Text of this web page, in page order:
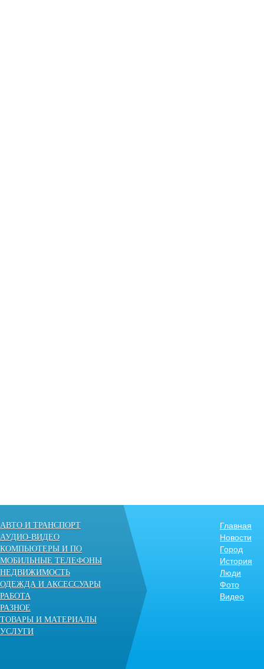
АВТО И ТРАНСПОРТ
АУДИО-ВИДЕО
КОМПЬЮТЕРЫ И ПО
МОБИЛЬНЫЕ ТЕЛЕФОНЫ
НЕДВИЖИМОСТЬ
ОДЕЖДА И АКСЕССУАРЫ
РАБОТА
РАЗНОЕ
ТОВАРЫ И МАТЕРИАЛЫ
УСЛУГИ
Главная
Новости
Город
История
Люди
Фото
Видео